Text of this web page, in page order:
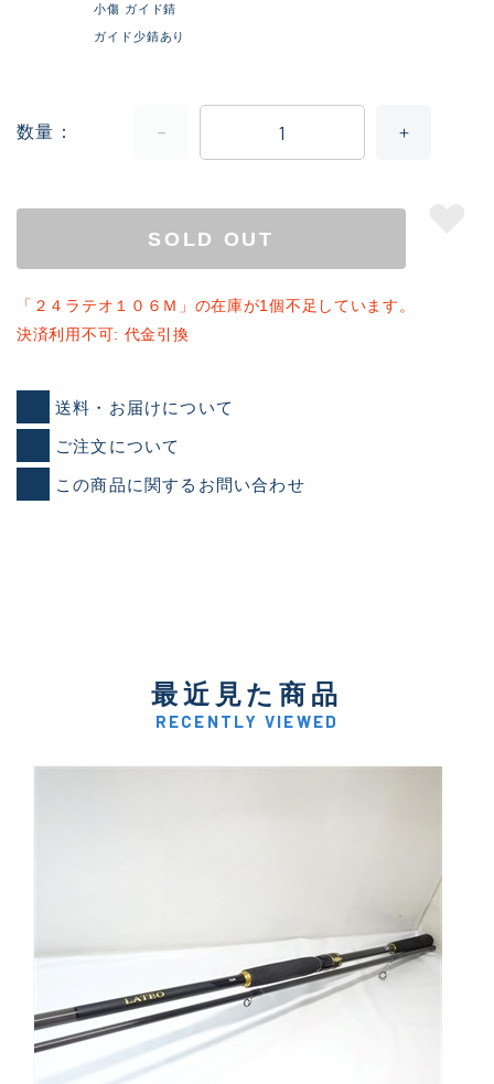
小傷 ガイド錆
ガイド少錆あり
数量
SOLD OUT
「２４ラテオ１０６Ｍ」の在庫が1個不足しています。
決済利用不可: 代金引換
送料・お届けについて
ご注文について
この商品に関するお問い合わせ
最近見た商品
RECENTLY VIEWED